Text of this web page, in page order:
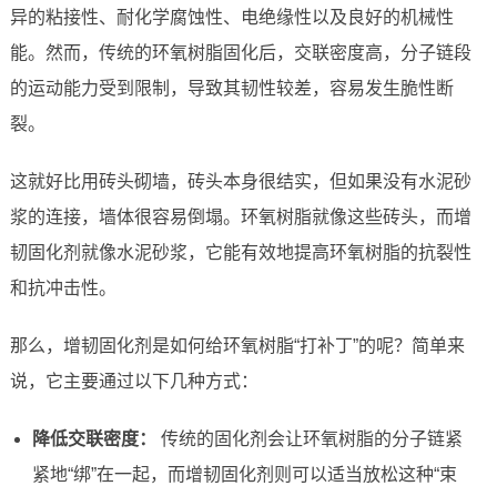
异的粘接性、耐化学腐蚀性、电绝缘性以及良好的机械性
能。然而，传统的环氧树脂固化后，交联密度高，分子链段
的运动能力受到限制，导致其韧性较差，容易发生脆性断
裂。
这就好比用砖头砌墙，砖头本身很结实，但如果没有水泥砂
浆的连接，墙体很容易倒塌。环氧树脂就像这些砖头，而增
韧固化剂就像水泥砂浆，它能有效地提高环氧树脂的抗裂性
和抗冲击性。
那么，增韧固化剂是如何给环氧树脂“打补丁”的呢？简单来
说，它主要通过以下几种方式：
降低交联密度：
传统的固化剂会让环氧树脂的分子链紧
紧地“绑”在一起，而增韧固化剂则可以适当放松这种“束